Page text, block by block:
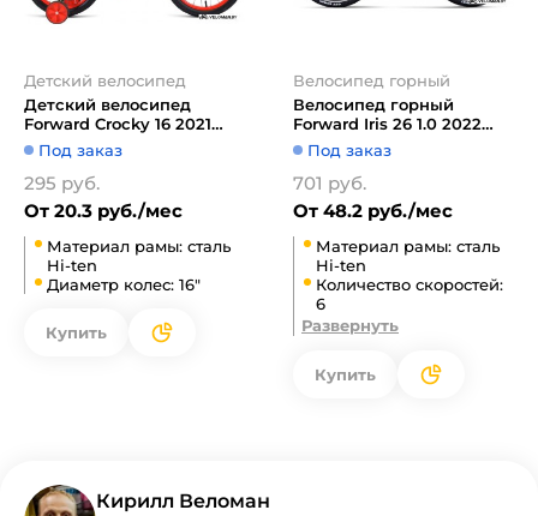
Детский велосипед
Детский велосипед
Forward Crocky 16 2021
(красный)
Под заказ
295 руб.
От 20.3 руб./мес
Материал рамы: сталь
Hi-ten
Диаметр колес: 16"
Купить
Велосипед горный
Велосипед горный
Forward Iris 26 1.0 2022
(белый/бирюзовый)
Под заказ
701 руб.
От 48.2 руб./мес
Материал рамы: сталь
Hi-ten
Количество скоростей:
6
Развернуть
Купить
Кирилл Веломан